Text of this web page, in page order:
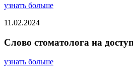
узнать больше
11.02.2024
Слово стоматолога на
узнать больше